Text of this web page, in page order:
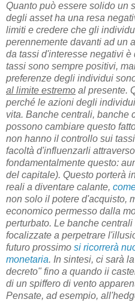
Quanto può essere solido un
degli asset ha una resa
limiti e credere che gli
perennemente davanti ad un
da tassi d'interesse negativi
tassi sono sempre positivi,
preferenze degli individui
al limite estremo al presente.
perché le azioni degli
vita. Banche centrali, banche
possono cambiare questo
non hanno il controllo sui
facoltà d'influenzarli
fondamentalmente questo:
del capitale). Questo porterà
reali a diventare calante,
non solo il potere d'acquisto,
economico permesso dalla
perturbato. Le banche
focalizzate a perpetrare
futuro prossimo si ricorrerà
monetaria. In sintesi, ci sarà
decreto" fino a quando ii
di un spiffero di vento
Pensate, ad esempio,